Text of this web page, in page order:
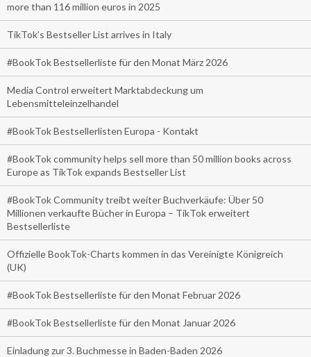
more than 116 million euros in 2025
TikTok’s Bestseller List arrives in Italy
#BookTok Bestsellerliste für den Monat März 2026
Media Control erweitert Marktabdeckung um
Lebensmitteleinzelhandel
#BookTok Bestsellerlisten Europa - Kontakt
#BookTok community helps sell more than 50 million books across
Europe as TikTok expands Bestseller List
#BookTok Community treibt weiter Buchverkäufe: Über 50
Millionen verkaufte Bücher in Europa – TikTok erweitert
Bestsellerliste
Offizielle BookTok-Charts kommen in das Vereinigte Königreich
(UK)
#BookTok Bestsellerliste für den Monat Februar 2026
#BookTok Bestsellerliste für den Monat Januar 2026
Einladung zur 3. Buchmesse in Baden-Baden 2026